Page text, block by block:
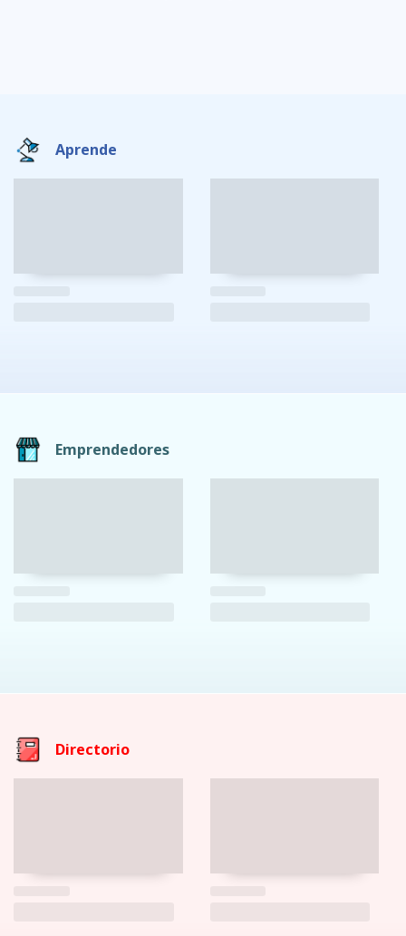
Aprende
Emprendedores
Directorio